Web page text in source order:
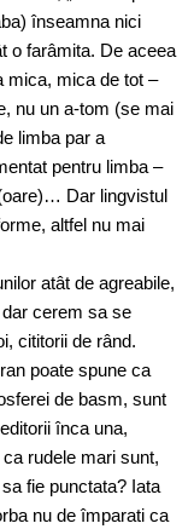
înseamna nici
o farâmita. De aceea
mica, mica de tot –
nu un a-tom (se mai
limba par a
pentru limba –
Dar lingvistul
altfel nu mai
atât de agreabile,
cerem sa se
cititorii de rând.
poate spune ca
de basm, sunt
înca una,
rudele mari sunt,
fie punctata? Iata
nu de împarati ca